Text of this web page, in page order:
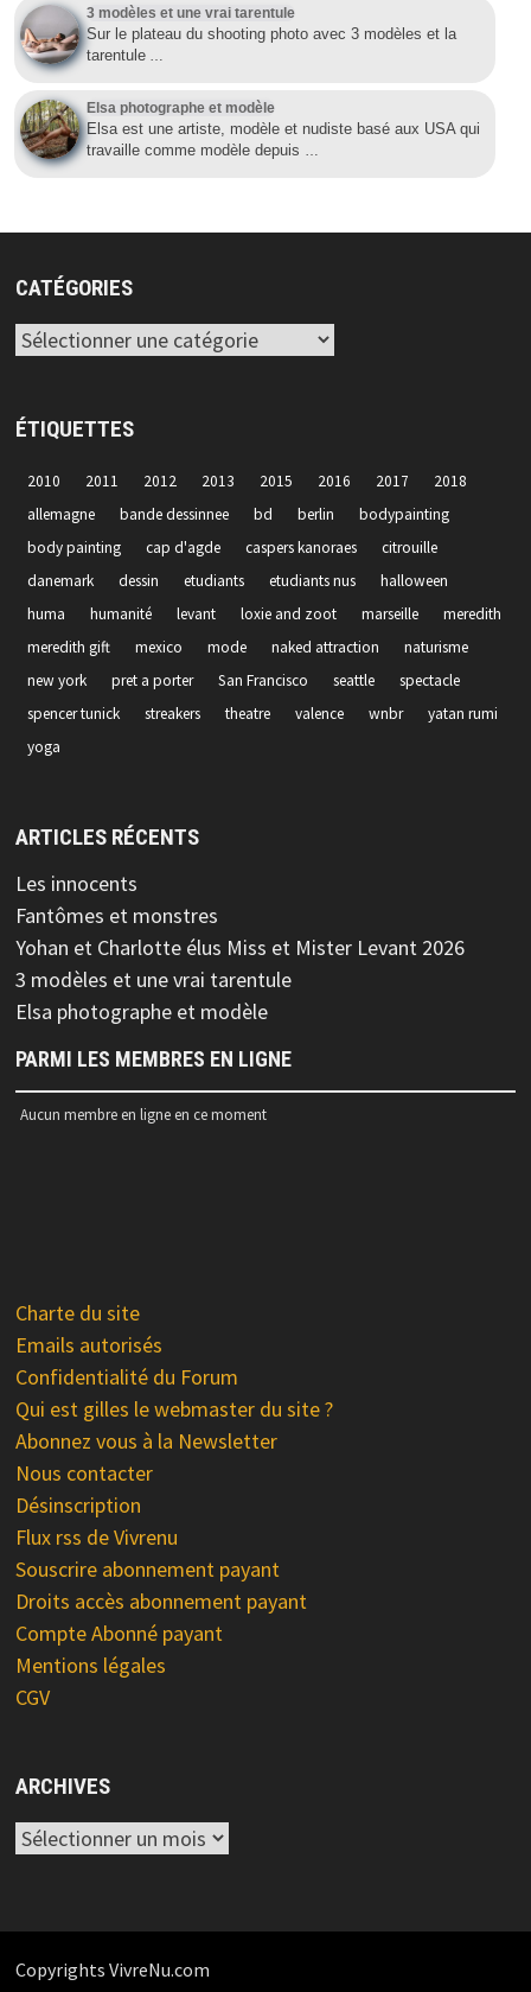
3 modèles et une vrai tarentule
Sur le plateau du shooting photo avec 3 modèles et la
tarentule …
Elsa photographe et modèle
Elsa est une artiste, modèle et nudiste basé aux USA qui
travaille comme modèle depuis …
CATÉGORIES
Catégories
ÉTIQUETTES
2010 2011 2012 2013 2015 2016 2017
2018
allemagne
bande dessinnee bd berlin
bodypainting
body painting
cap d'agde caspers kanoraes
citrouille
danemark
dessin etudiants etudiants nus
halloween
huma
humanité levant loxie and zoot marseille
meredith
meredith gift
mexico mode naked attraction
naturisme
new york
pret a porter San Francisco seattle
spectacle
spencer tunick
streakers theatre valence wnbr
yatan rumi
yoga
ARTICLES RÉCENTS
Les innocents
Fantômes et monstres
Yohan et Charlotte élus Miss et Mister Levant 2026
3 modèles et une vrai tarentule
Elsa photographe et modèle
PARMI LES MEMBRES EN LIGNE
Aucun membre en ligne en ce moment
Charte du site
Emails autorisés
Confidentialité du Forum
Qui est gilles le webmaster du site ?
Abonnez vous à la Newsletter
Nous contacter
Désinscription
Flux rss de Vivrenu
Souscrire abonnement payant
Droits accès abonnement payant
Compte Abonné payant
Mentions légales
CGV
ARCHIVES
Archives
Copyrights VivreNu.com